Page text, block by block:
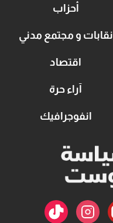
أحزاب
نقابات و مجتمع مدني
اقتصاد
آراء حرة
انفوجرافيك